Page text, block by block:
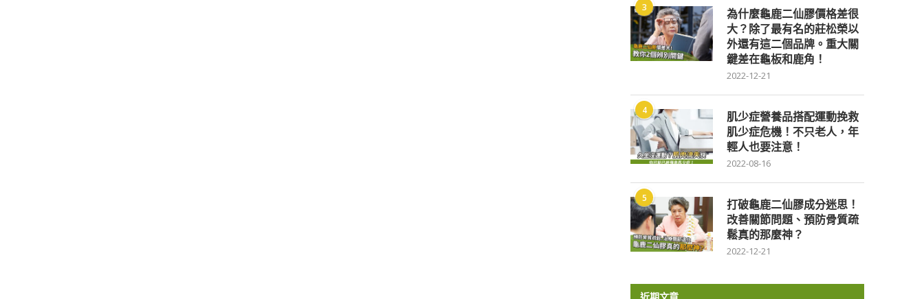
3
為什麼龜鹿二仙膠價格差很
大？除了最有名的莊松榮以
外還有這二個品牌。重大關
鍵差在龜板和鹿角！
2022-12-21
4
肌少症營養品搭配運動挽救
肌少症危機！不只老人，年
輕人也要注意！
2022-08-16
5
打破龜鹿二仙膠成分迷思！
改善關節問題、預防骨質疏
鬆真的那麼神？
2022-12-21